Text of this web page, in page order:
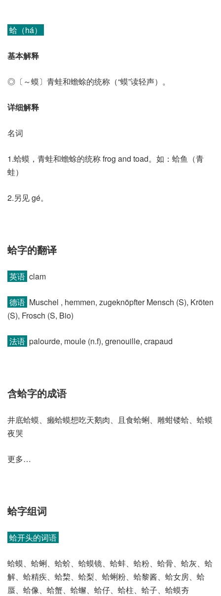
蛤（há）
基本解释
◎〔～蟆〕青蛙和蟾蜍的统称（“蟆”读轻声）。
详细解释
名词
1.蛤蟆，青蛙和蟾蜍的统称 frog and toad。如：蛤鱼（青
蛙）
2.另见 gé。
蛤字的翻译
英语 clam
德语 Muschel , hemmen, zugeknöpfter Mensch (S)​, Kröten
(S)​, Frosch (S, Bio)
法语 palourde, moule (n.f)​, grenouille, crapaud
含蛤字的成语
井底蛤蟆、癞蛤蟆想吃天鹅肉、且食蛤蜊、雕蚶镂蛤、蛤蟆
夜哭
更多…
蛤字组词
蛤开头的词语
蛤蟆、蛤蜊、蛤蚧、蛤蟆镜、蛤蚌、蛤粉、蛤骨、蛤灰、蛤
解、蛤精疾、蛤棃、蛤梨、蛤蜊粉、蛤黎酱、蛤女房、蛤
蜃、蛤像、蛤蟹、蛤蠏、蛤仔、蛤柱、蛤子、蛤蟆夯